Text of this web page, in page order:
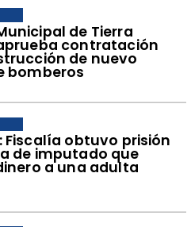
de Tierra
contratación
de nuevo
bomberos
Fiscalía obtuvo prisión
de imputado que
a una adulta